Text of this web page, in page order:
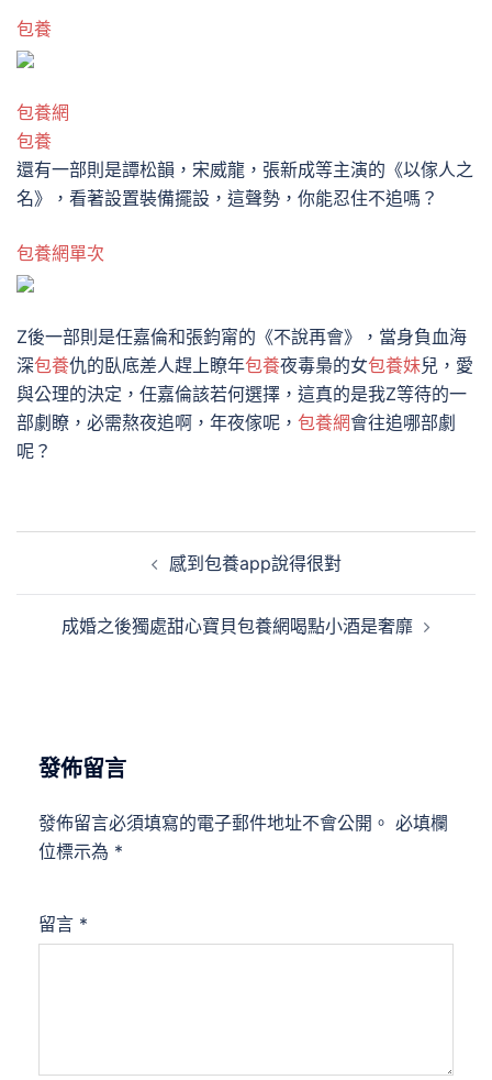
包養
包養網
包養
還有一部則是譚松韻，宋威龍，張新成等主演的《以傢人之
名》，看著設置裝備擺設，這聲勢，你能忍住不追嗎？
包養網單次
Z後一部則是任嘉倫和張鈞甯的《不說再會》，當身負血海
深包養仇的臥底差人趕上瞭年包養夜毒梟的女包養妹兒，愛
與公理的決定，任嘉倫該若何選擇，這真的是我Z等待的一
部劇瞭，必需熬夜追啊，年夜傢呢， 包養網會往追哪部劇
呢？
感到包養app說得很對
成婚之後獨處甜心寶貝包養網喝點小酒是奢靡
發佈留言
發佈留言必須填寫的電子郵件地址不會公開。 必填欄
位標示為 *
留言 *